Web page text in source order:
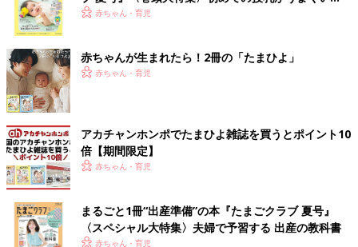
く！ おっぱい・ミルクの基本と夏のトラブル 解決テ
赤ちゃん・育児
赤ちゃんが生まれたら！2冊の「たまひよ」
赤ちゃん・育児
アカチャンホンポでたまひよ雑誌を買うとポイント10
倍【期間限定】
赤ちゃん・育児
まるごと1冊“出産準備”の本『たまごクラブ 夏号』
〈スペシャル大特集〉夫婦で予習する 出産の教科書
赤ちゃん・育児